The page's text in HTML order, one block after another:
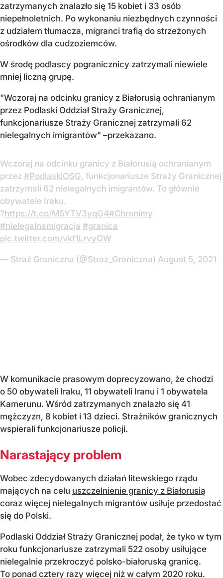
zatrzymanych znalazło się 15 kobiet i 33 osób
niepełnoletnich. Po wykonaniu niezbędnych czynności
z udziałem tłumacza, migranci trafią do strzeżonych
ośrodków dla cudzoziemców.
W środę podlascy pogranicznicy zatrzymali niewiele
mniej liczną grupę.
"Wczoraj na odcinku granicy z Białorusią ochranianym
przez Podlaski Oddział Straży Granicznej,
funkcjonariusze Straży Granicznej zatrzymali 62
nielegalnych imigrantów" –przekazano.
Wczoraj na odcinku granicy z Białorusią ochranianym
przez #PodlaskiOSG , funkcjonariusze Straży Granicznej
zatrzymali 62 nielegalnych imigrantów. To głównie
obywatele Iraku.
?https://t.co/M5YTV3yqG4#Chronimy
#nielegalnamigracja #granica
pic.twitter.com/vkf1LrvyOW
— Straż Graniczna (@Straz_Graniczna) August 5, 2021
W komunikacie prasowym doprecyzowano, że chodzi
o 50 obywateli Iraku, 11 obywateli Iranu i 1 obywatela
Kamerunu. Wśród zatrzymanych znalazło się 41
mężczyzn, 8 kobiet i 13 dzieci. Strażników granicznych
wspierali funkcjonariusze policji.
Narastający problem
Wobec zdecydowanych działań litewskiego rządu
mających na celu uszczelnienie granicy z Białorusią
coraz więcej nielegalnych migrantów usiłuje przedostać
się do Polski.
Podlaski Oddział Straży Granicznej podał, że tyko w tym
roku funkcjonariusze zatrzymali 522 osoby usiłujące
nielegalnie przekroczyć polsko-białoruską granicę.
To ponad cztery razy więcej niż w całym 2020 roku.